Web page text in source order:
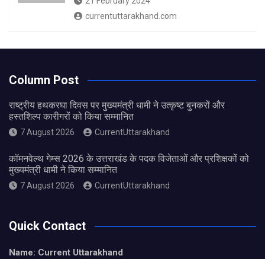
currentuttarakhand.com
Column Post
राष्ट्रीय हथकरघा दिवस पर मुख्यमंत्री धामी ने उत्कृष्ट बुनकरों और
हस्तशिल्प कारीगरों को किया सम्मानित
7 August 2026 CurrentUttarakhand
कॉमनवेल्थ गेम्स 2026 के उत्तराखंड के पदक विजेताओं और प्रशिक्षकों को
मुख्यमंत्री धामी ने किया सम्मानित
7 August 2026 CurrentUttarakhand
Quick Contact
Name: Current Uttarakhand